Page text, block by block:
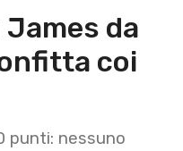
da
coi
punti: nessuno